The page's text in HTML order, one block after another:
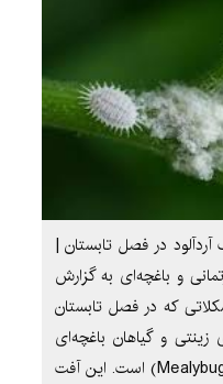
در فصل تابستان |
و باغچه‌ای به گزارش
که در فصل تابستان
زینتی و گیاهان باغچه‌ای
رخ می‌دهد، ظهور شپشک آردآلود (Mealybug) است. این آفت